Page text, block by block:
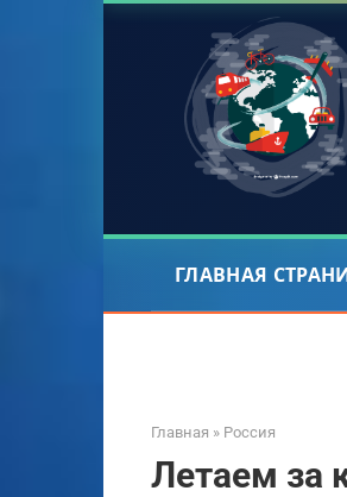
ГЛАВНАЯ
Главная » Россия
Летаем за